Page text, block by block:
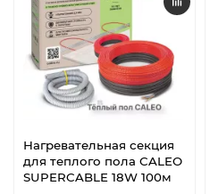
Нагревательная секция
для теплого пола CALEO
SUPERCABLE 18W 100м